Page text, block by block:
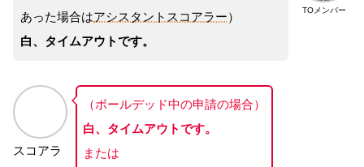
TOメンバー
あった場合はアシスタントスコアラー）
白、タイムアウトです。
スコアラ
（ボールデッド中の申請の場合）
白、タイムアウトです。
または